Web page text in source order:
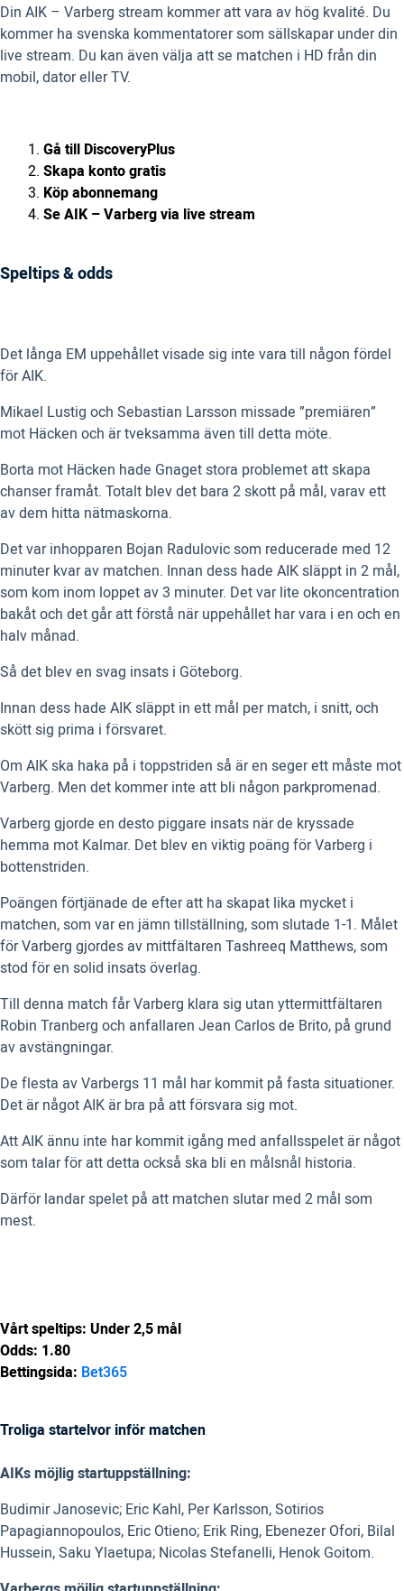
Din AIK – Varberg stream kommer att vara av hög kvalité. Du
kommer ha svenska kommentatorer som sällskapar under din
live stream. Du kan även välja att se matchen i HD från din
mobil, dator eller TV.
Gå till DiscoveryPlus
Skapa konto gratis
Köp abonnemang
Se AIK – Varberg via live stream
Speltips & odds
Det långa EM uppehållet visade sig inte vara till någon fördel
för AIK.
Mikael Lustig och Sebastian Larsson missade ”premiären”
mot Häcken och är tveksamma även till detta möte.
Borta mot Häcken hade Gnaget stora problemet att skapa
chanser framåt. Totalt blev det bara 2 skott på mål, varav ett
av dem hitta nätmaskorna.
Det var inhopparen Bojan Radulovic som reducerade med 12
minuter kvar av matchen. Innan dess hade AIK släppt in 2 mål,
som kom inom loppet av 3 minuter. Det var lite okoncentration
bakåt och det går att förstå när uppehållet har vara i en och en
halv månad.
Så det blev en svag insats i Göteborg.
Innan dess hade AIK släppt in ett mål per match, i snitt, och
skött sig prima i försvaret.
Om AIK ska haka på i toppstriden så är en seger ett måste mot
Varberg. Men det kommer inte att bli någon parkpromenad.
Varberg gjorde en desto piggare insats när de kryssade
hemma mot Kalmar. Det blev en viktig poäng för Varberg i
bottenstriden.
Poängen förtjänade de efter att ha skapat lika mycket i
matchen, som var en jämn tillställning, som slutade 1-1. Målet
för Varberg gjordes av mittfältaren Tashreeq Matthews, som
stod för en solid insats överlag.
Till denna match får Varberg klara sig utan yttermittfältaren
Robin Tranberg och anfallaren Jean Carlos de Brito, på grund
av avstängningar.
De flesta av Varbergs 11 mål har kommit på fasta situationer.
Det är något AIK är bra på att försvara sig mot.
Att AIK ännu inte har kommit igång med anfallsspelet är något
som talar för att detta också ska bli en målsnål historia.
Därför landar spelet på att matchen slutar med 2 mål som
mest.
Vårt speltips: Under 2,5 mål
Odds: 1.80
Bettingsida: Bet365
Troliga startelvor inför matchen
AIKs möjlig startuppställning:
Budimir Janosevic; Eric Kahl, Per Karlsson, Sotirios
Papagiannopoulos, Eric Otieno; Erik Ring, Ebenezer Ofori, Bilal
Hussein,Saku Ylaetupa; Nicolas Stefanelli, Henok Goitom.